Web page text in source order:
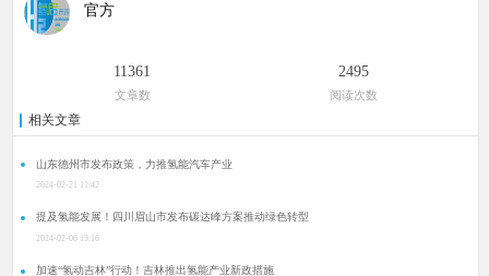
官方
11361
文章数
2495
阅读次数
相关文章
山东德州市发布政策，力推氢能汽车产业
2024-02-21 11:42
提及氢能发展！四川眉山市发布碳达峰方案推动绿色转型
2024-02-06 15:16
加速“氢动吉林”行动！吉林推出氢能产业新政措施